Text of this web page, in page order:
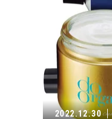
2022.12.30